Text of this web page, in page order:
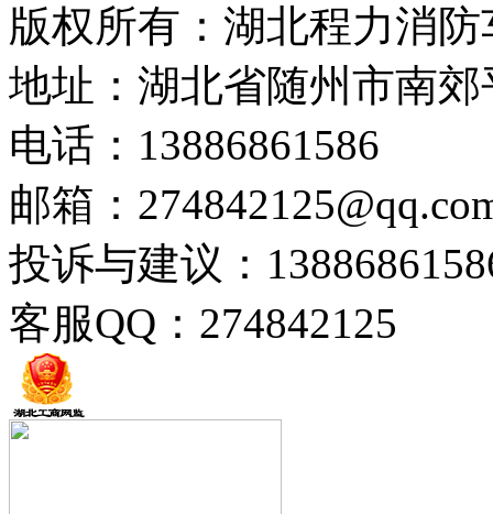
版权所有：湖北程力消
地址：湖北省随州市南
电话：13886861586
邮箱：
投诉与建议：
客服QQ：274842125